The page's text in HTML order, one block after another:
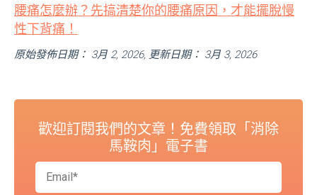
腰痛怎麼辦？先搞清楚你的腰痛原因，才能擺脫慢
性下背痛！
原始發佈日期： 3月 2, 2026, 更新日期： 3月 3, 2026
歡迎訂閱我們的文章！免費領取「消除
馬鞍肉」電子書